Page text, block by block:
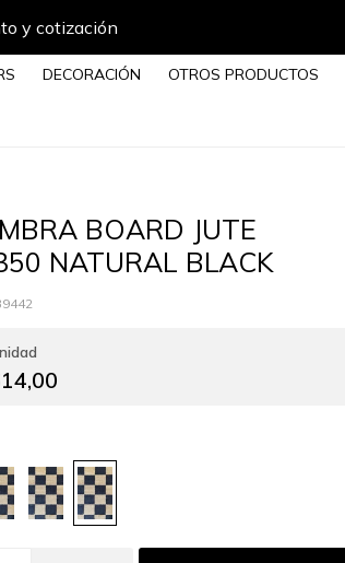
y cotización
DECORACIÓN OTROS PRODUCTOS
BOARD JUTE
NATURAL BLACK